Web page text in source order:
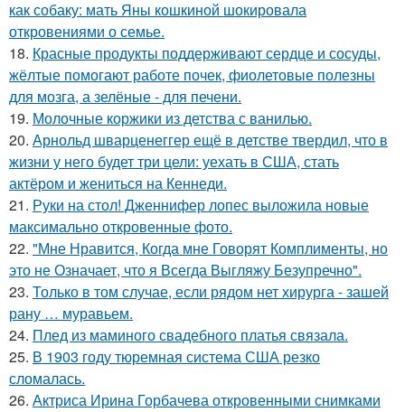
как собаку: мать Яны кошкиной шокировала
откровениями о семье.
18. Красные продукты поддерживают сердце и сосуды,
жёлтые помогают работе почек, фиолетовые полезны
для мозга, а зелёные - для печени.
19. Молочные коржики из детства с ванилью.
20. Арнольд шварценеггер ещё в детстве твердил, что в
жизни у него будет три цели: уехать в США, стать
актёром и жениться на Кеннеди.
21. Руки на стол! Дженнифер лопес выложила новые
максимально откровенные фото.
22. "Мне Нравится, Когда мне Говорят Комплименты, но
это не Означает, что я Всегда Выгляжу Безупречно".
23. Только в том случае, если рядом нет хирурга - зашей
рану … муравьем.
24. Плед из маминого свадебного платья связала.
25. В 1903 году тюремная система США резко
сломалась.
26. Актриса Ирина Горбачева откровенными снимками